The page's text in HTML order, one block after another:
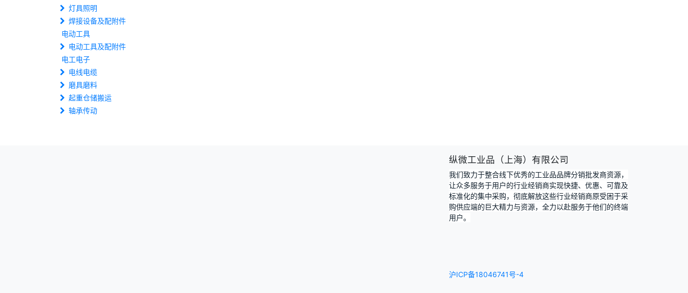
灯具照明
焊接设备及配附件
电动工具
电动工具及配附件
电工电子
电线电缆
磨具磨料
起重仓储搬运
轴承传动
纵微工业品（上海）有限公司
我们致力于整合线下优秀的工业品品牌分销批发商资源，
让众多服务于用户的行业经销商实现快捷、优惠、可靠及
标准化的集中采购，彻底解放这些行业经销商原受困于采
购供应端的巨大精力与资源，全力以赴服务于他们的终端
用户。
沪ICP备18046741号-4